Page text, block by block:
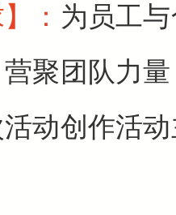
】 ： 为员工
聚团队力
动创作活